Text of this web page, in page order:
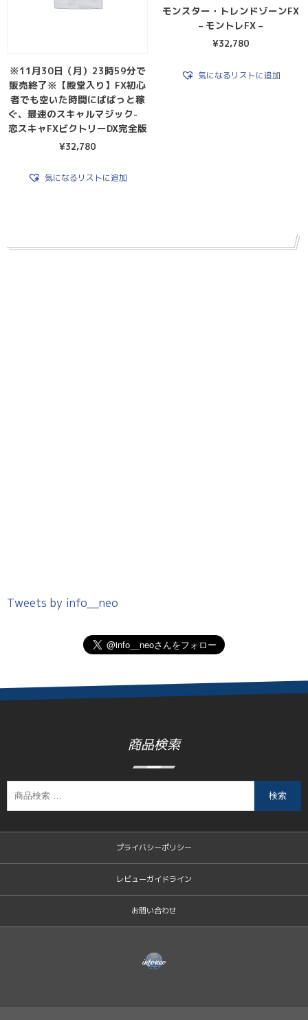
※11月30日（月）23時59分で
販売終了※【殿堂入り】FX初心
者でも空いた時間にぱぱっと稼
ぐ、最速のスキャルマジック-
恋スキャFXビクトリーDX完全版
¥32,780
気になるリストに追加
モンスター・トレンドゾーンFX
– モントレFX –
¥32,780
気になるリストに追加
Tweets by info__neo
商品検索
検索
プライバシーポリシー
レビューガイドライン
お問い合わせ